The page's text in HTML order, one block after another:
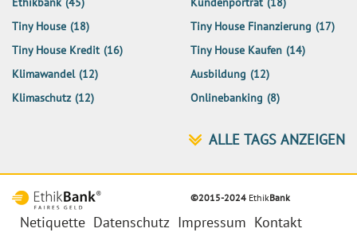
Tiny House (18) Tiny House Finanzierung (17)
Tiny House Kredit (16) Tiny House Kaufen (14)
Klimawandel (12) Ausbildung (12)
Klimaschutz (12) Onlinebanking (8)
©2015-2024 EthikBank
Netiquette Datenschutz Impressum Kontakt